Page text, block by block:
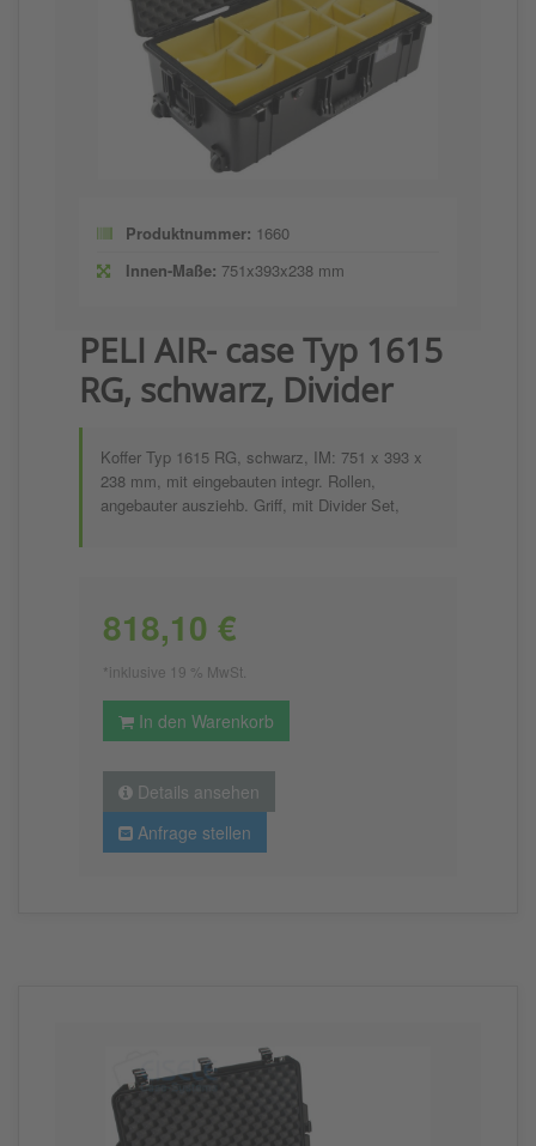
Produktnummer: 1660
Innen-Maße: 751x393x238 mm
PELI AIR- case Typ 1615
RG, schwarz, Divider
Koffer Typ 1615 RG, schwarz, IM: 751 x 393 x
238 mm, mit eingebauten integr. Rollen,
angebauter ausziehb. Griff, mit Divider Set,
818,10 €
*inklusive 19 % MwSt.
In den Warenkorb
Details ansehen
Anfrage stellen